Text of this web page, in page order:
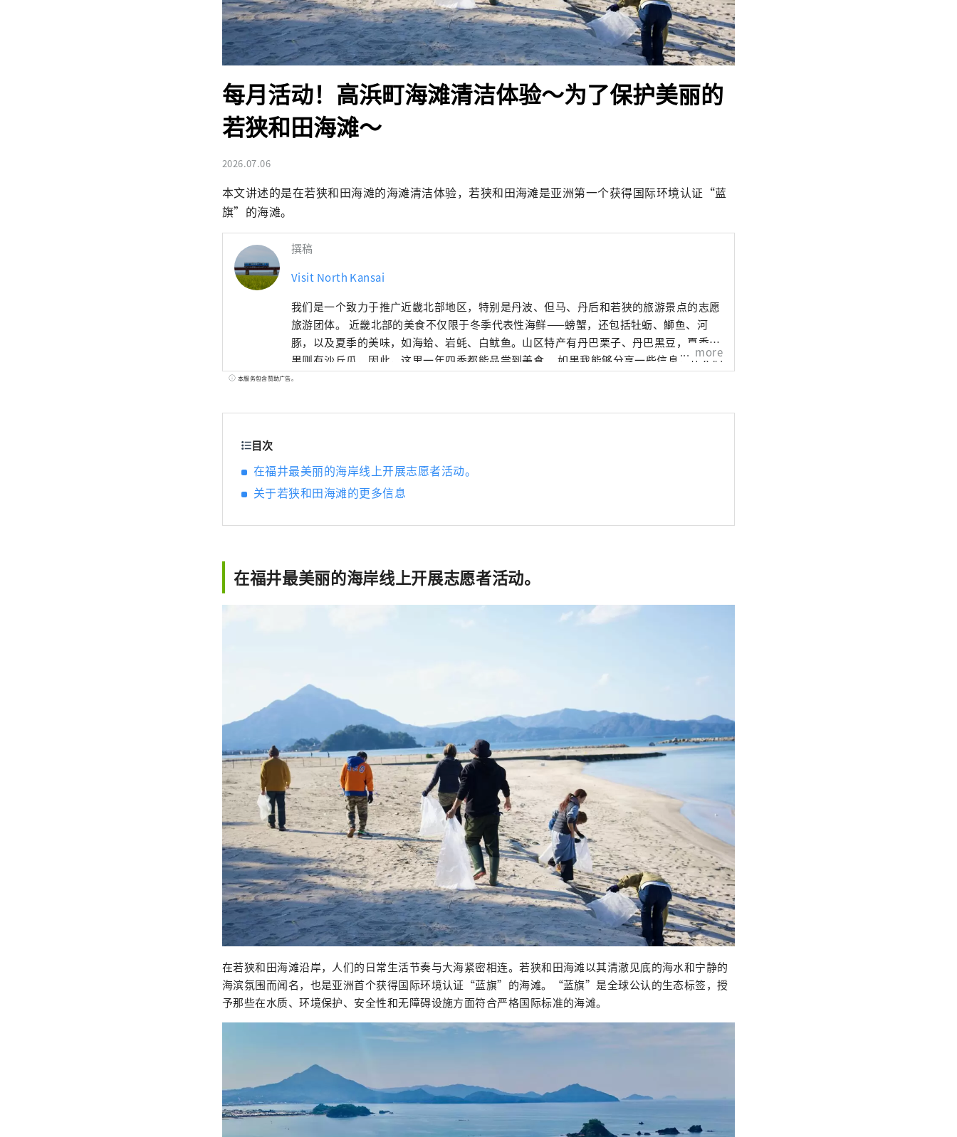
每月活动！高浜町海滩清洁体验～为了保护美丽的
若狭和田海滩～
2026.07.06
本文讲述的是在若狭和田海滩的海滩清洁体验，若狭和田海滩是亚洲第一个获得国际环境认证“蓝
旗”的海滩。
撰稿
Visit North Kansai
我们是一个致力于推广近畿北部地区，特别是丹波、但马、丹后和若狭的旅游景点的志愿
旅游团体。 近畿北部的美食不仅限于冬季代表性海鲜——螃蟹，还包括牡蛎、鰤鱼、河
豚，以及夏季的美味，如海蛤、岩蚝、白鱿鱼。山区特产有丹巴栗子、丹巴黑豆，夏季水
果则有沙丘瓜，因此，这里一年四季都能品尝到美食。 如果我能够分享一些信息，让人们
可以多次游览广袤的近畿北部地区，并享受火车旅行的乐趣，我将感到非常高兴。
more
本服务包含赞助广告。
目次
在福井最美丽的海岸线上开展志愿者活动。
关于若狭和田海滩的更多信息
在福井最美丽的海岸线上开展志愿者活动。
在若狭和田海滩沿岸，人们的日常生活节奏与大海紧密相连。若狭和田海滩以其清澈见底的海水和宁静的
海滨氛围而闻名，也是亚洲首个获得国际环境认证“蓝旗”的海滩。“蓝旗”是全球公认的生态标签，授
予那些在水质、环境保护、安全性和无障碍设施方面符合严格国际标准的海滩。